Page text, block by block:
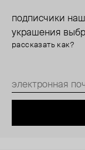
подписчики
украшения
рассказать как?